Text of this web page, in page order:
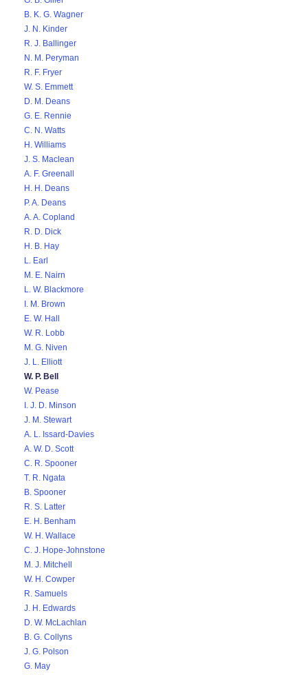
B. K. G. Wagner
J. N. Kinder
R. J. Ballinger
N. M. Peryman
R. F. Fryer
W. S. Emmett
D. M. Deans
G. E. Rennie
C. N. Watts
H. Williams
J. S. Maclean
A. F. Greenall
H. H. Deans
P. A. Deans
A. A. Copland
R. D. Dick
H. B. Hay
L. Earl
M. E. Nairn
L. W. Blackmore
I. M. Brown
E. W. Hall
W. R. Lobb
M. G. Niven
J. L. Elliott
W. P. Bell
W. Pease
I. J. D. Minson
J. M. Stewart
A. L. Issard-Davies
A. W. D. Scott
C. R. Spooner
T. R. Ngata
B. Spooner
R. S. Latter
E. H. Benham
W. H. Wallace
C. J. Hope-Johnstone
M. J. Mitchell
W. H. Cowper
R. Samuels
J. H. Edwards
D. W. McLachlan
B. G. Collyns
J. G. Polson
G. May